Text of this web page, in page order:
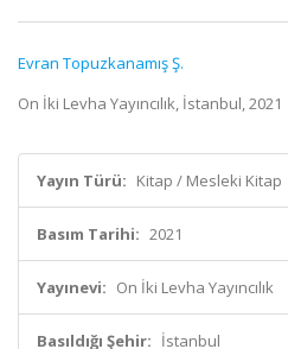
Evran Topuzkanamış Ş.
On İki Levha Yayıncılık, İstanbul, 2021
Yayın Türü: Kitap / Mesleki Kitap
Basım Tarihi: 2021
Yayınevi: On İki Levha Yayıncılık
Basıldığı Şehir: İstanbul